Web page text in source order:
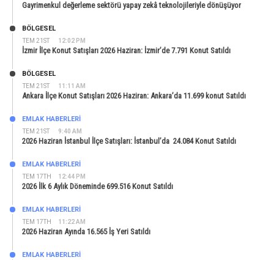
Gayrimenkul değerleme sektörü yapay zekâ teknolojileriyle dönüşüyor
TEM 21ST 12:02 PM
BÖLGESEL
İzmir İlçe Konut Satışları 2026 Haziran: İzmir’de 7.791 Konut Satıldı
TEM 21ST 11:11 AM
BÖLGESEL
Ankara İlçe Konut Satışları 2026 Haziran: Ankara’da 11.699 konut Satıldı
TEM 21ST 9:40 AM
EMLAK HABERLERI
2026 Haziran İstanbul İlçe Satışları: İstanbul’da 24.084 Konut Satıldı
TEM 17TH 12:44 PM
EMLAK HABERLERI
2026 İlk 6 Aylık Döneminde 699.516 Konut Satıldı
TEM 17TH 11:22 AM
EMLAK HABERLERI
2026 Haziran Ayında 16.565 İş Yeri Satıldı
EMLAK HABERLERI